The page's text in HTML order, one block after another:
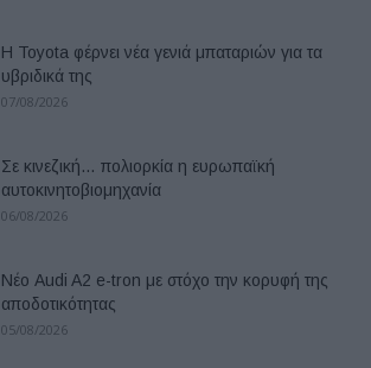
Η Toyota φέρνει νέα γενιά μπαταριών για τα
υβριδικά της
07/08/2026
Σε κινεζική… πολιορκία η ευρωπαϊκή
αυτοκινητοβιομηχανία
06/08/2026
Νέο Audi A2 e-tron με στόχο την κορυφή της
αποδοτικότητας
05/08/2026